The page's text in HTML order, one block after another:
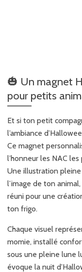
🎃 Un magnet
pour petits
Et si ton petit
l’ambiance
Ce magnet
l’honneur les NAC
Une illustration
l’image de ton
réuni pour une
ton frigo.
Chaque visuel
momie, installé
sous une pleine lune
évoque la nuit